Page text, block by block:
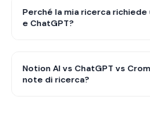
Perché la mia ricerca
e ChatGPT?
Notion AI vs ChatGPT vs
note di ricerca?